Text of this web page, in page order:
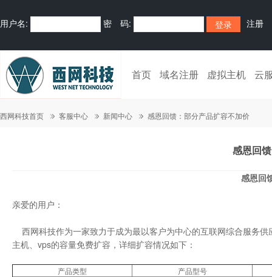
用户名: 密 码: 注册
首页 域名注册 虚拟主机 云
西网科技首页 客服中心 新闻中心 感恩回馈：部分产品扩容不加价
感恩回
感恩回
亲爱的用户：
西网科技作为一家致力于成为最以客户为中心的互联网综合服务
主机、vps的容量免费扩容，详细扩容情况如下：
产品类型 产品型号